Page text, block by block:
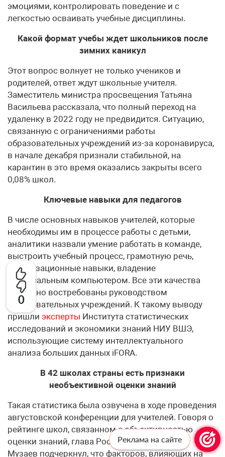
0
эмоциями, контролировать поведение и с
легкостью осваивать учебные дисциплины.
Какой формат учебы ждет школьников после
зимних каникул
Этот вопрос волнует не только учеников и
родителей, ответ ждут школьные учителя.
Заместитель министра просвещения Татьяна
Васильева рассказала, что полный переход на
удаленку в 2022 году не предвидится. Ситуацию,
связанную с ограничениями работы
образовательных учреждений из-за коронавируса,
в начале декабря признали стабильной, на
карантин в это время оказались закрыты всего
0,08% школ.
Ключевые навыки для педагогов
В числе основных навыков учителей, которые
необходимы им в процессе работы с детьми,
аналитики назвали умение работать в команде,
выстроить учебный процесс, грамотную речь,
организационные навыки, владение
персональным компьютером. Все эти качества
особенно востребованы руководством
образовательных учреждений. К такому выводу
пришли эксперты Института статистических
исследований и экономики знаний НИУ ВШЭ,
использующие систему интеллектуального
анализа больших данных iFORA.
В 42 школах страны есть признаки
необъективной оценки знаний
Такая статистика была озвучена в ходе проведения
августовской конференции для учителей. Говоря о
рейтинге школ, связанном с объективностью
оценки знаний, глава Рособрнадзора Анзор
Музаев подчеркнул, что факторов, влияющих на
Реклама на сайте